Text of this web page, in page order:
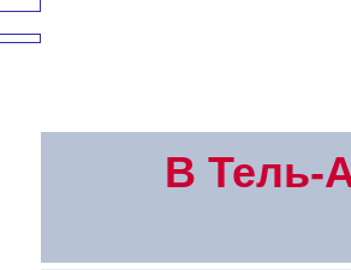
В Тель-